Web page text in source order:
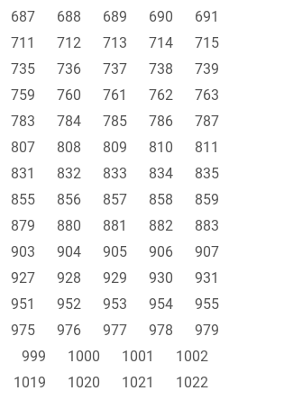
687 688 689 690
691
711 712 713 714
715
735 736 737 738
739
759 760 761 762
763
783 784 785 786
787
807 808 809 810
811
831 832 833 834
835
855 856 857 858
859
879 880 881 882
883
903 904 905 906
907
927 928 929 930
931
951 952 953 954
955
975 976 977 978
979
999 1000 1001
1002
1019 1020 1021
1022